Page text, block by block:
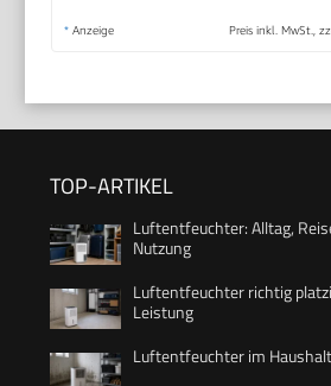
* Anzeige Preis inkl. MwSt.,
TOP-ARTIKEL
Luftentfeuchter: Alltag,
Nutzung
Luftentfeuchter richtig
Leistung
Luftentfeuchter im